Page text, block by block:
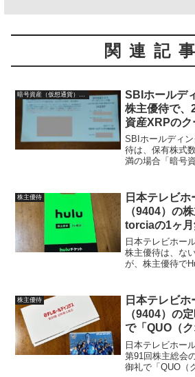
関連記事
SBIホールデ
株主優待で、
資産XRPの
ました。
SBIホールディ
待は、保有株式
満の場合「暗号
かをいただくこ
株主優待
日本テレビ
（9404）の
torciaの1ヶ
た
日本テレビホー
株主優待は、な
が、株主優待で
torciaは、フィッ
株主優待
日本テレビ
（9404）の
で「QUO（
分」が届きま
日本テレビホー
第91回株主総会
御礼で「QUO（